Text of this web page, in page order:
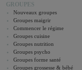
GROUPES
Nouveaux groupes
Groupes maigrir
Commencer le régime
Groupes cuisine
Groupes nutrition
Groupes psycho
Groupes forme santé
Groupes grossesse & bébé